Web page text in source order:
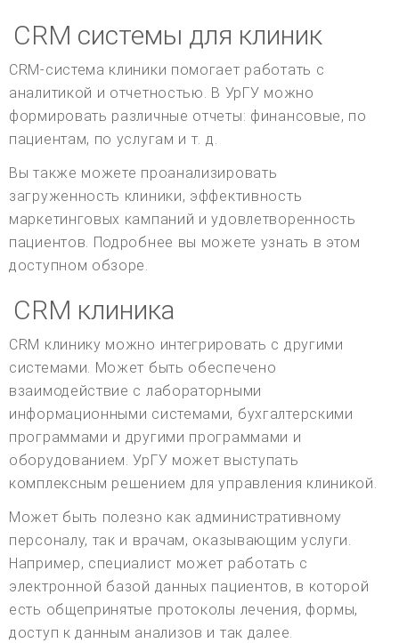
CRM системы для клиник
CRM-система клиники помогает работать с
аналитикой и отчетностью. В УрГУ можно
формировать различные отчеты: финансовые, по
пациентам, по услугам и т. д.
Вы также можете проанализировать
загруженность клиники, эффективность
маркетинговых кампаний и удовлетворенность
пациентов. Подробнее вы можете узнать в этом
доступном обзоре.
CRM клиника
CRM клинику можно интегрировать с другими
системами. Может быть обеспечено
взаимодействие с лабораторными
информационными системами, бухгалтерскими
программами и другими программами и
оборудованием. УрГУ может выступать
комплексным решением для управления клиникой.
Может быть полезно как административному
персоналу, так и врачам, оказывающим услуги.
Например, специалист может работать с
электронной базой данных пациентов, в которой
есть общепринятые протоколы лечения, формы,
доступ к данным анализов и так далее.